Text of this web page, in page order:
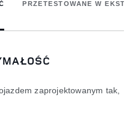
PRZETESTOWANE W
zaprojektowanym tak,